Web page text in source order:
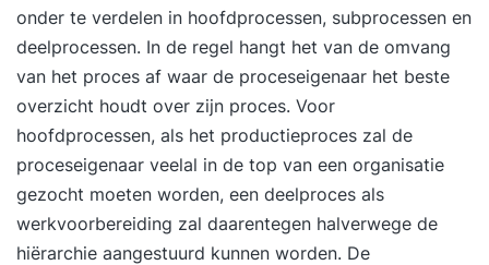
onder te verdelen in hoofdprocessen, subprocessen en
deelprocessen. In de regel hangt het van de omvang
van het proces af waar de proceseigenaar het beste
overzicht houdt over zijn proces. Voor
hoofdprocessen, als het productieproces zal de
proceseigenaar veelal in de top van een organisatie
gezocht moeten worden, een deelproces als
werkvoorbereiding zal daarentegen halverwege de
hiërarchie aangestuurd kunnen worden. De